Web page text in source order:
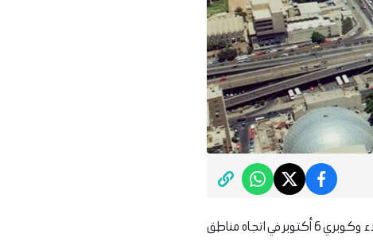
تنفذ محافظة الجيزة، أعمال صيانة الفواصل العرضية لمطلع كوبري 15 مايو بالاتجاه القادم من ميدان الجلاء وكوبري 6 أكتوبر في اتجاه مناطق